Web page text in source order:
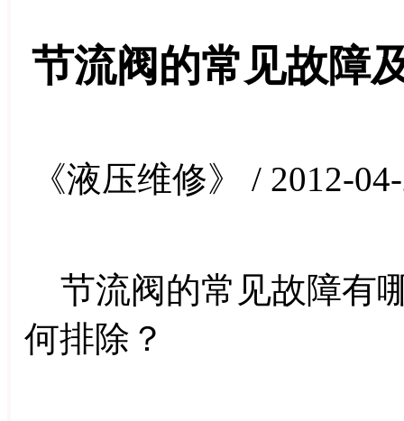
节流阀的常见故障
《液压维修》 / 2012-
节流阀的常见故障有
何排除？